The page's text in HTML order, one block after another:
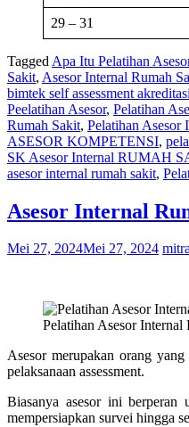
29 – 31
Tagged Apa Itu Pelatihan
Sakit, Asesor Internal Rumah
bimtek self assessment
Peelatihan Asesor, Pelatihan
Rumah Sakit, Pelatihan Asesor
ASESOR KOMPETENSI,
SK Asesor Internal RUMAH
asesor internal rumah sakit,
Asesor Internal
Mei 27, 2024Mei 27, 2024
Pelatihan Asesor Internal
Asesor merupakan orang
pelaksanaan assessment.
Biasanya asesor ini berperan
mempersiapkan survei hingga